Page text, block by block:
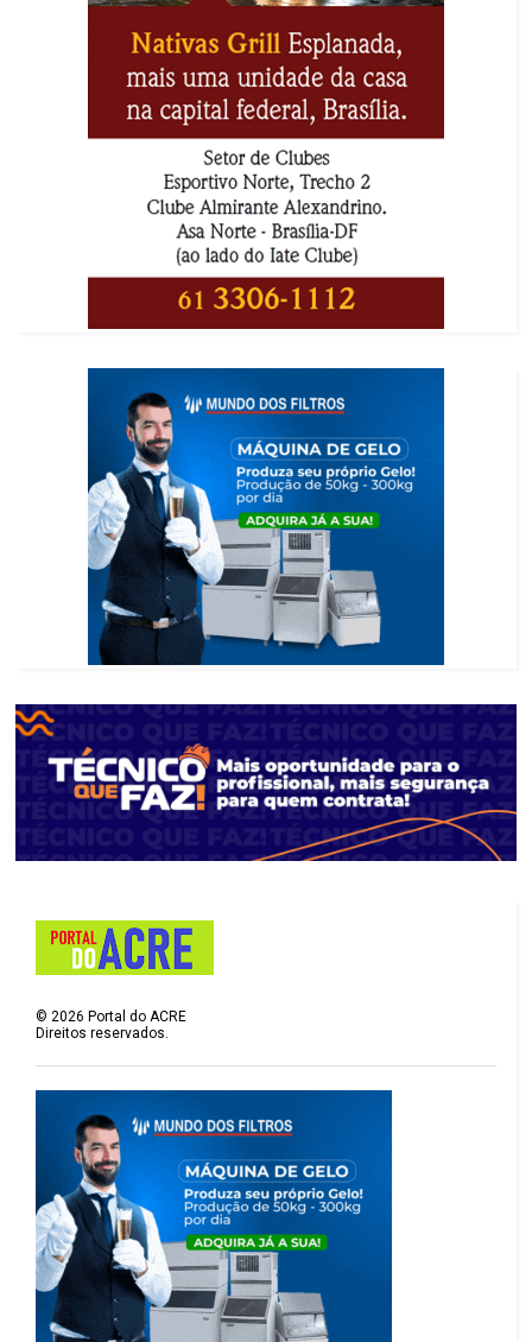
©2026 Portal do ACRE
Direitos reservados.